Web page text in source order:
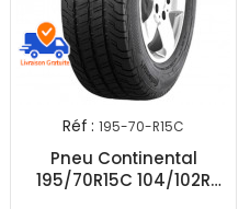
Réf : 195-70-R15C
Pneu Continental
195/70R15C 104/102R